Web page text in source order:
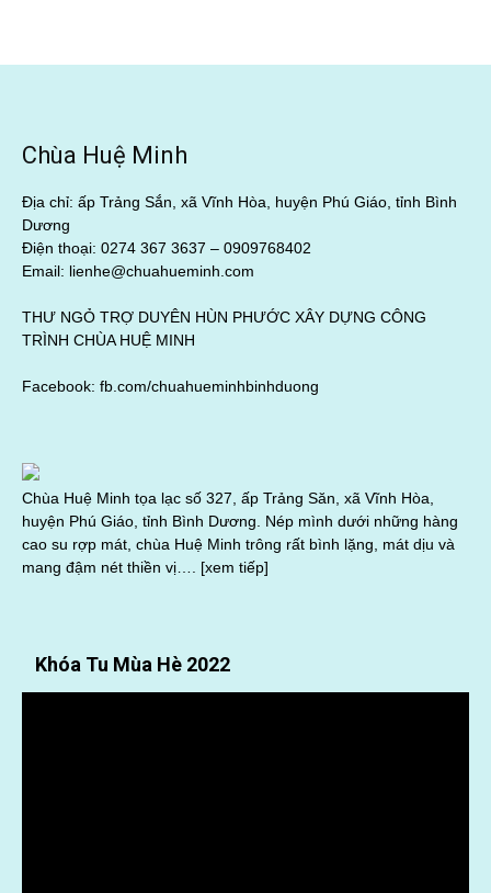
Chùa Huệ Minh
Địa chỉ: ấp Trảng Sắn, xã Vĩnh Hòa, huyện Phú Giáo, tỉnh Bình
Dương
Điện thoại: 0274 367 3637 – 0909768402
Email: lienhe@chuahueminh.com
THƯ NGỎ TRỢ DUYÊN HÙN PHƯỚC XÂY DỰNG CÔNG
TRÌNH CHÙA HUỆ MINH
Facebook: fb.com/chuahueminhbinhduong
Chùa Huệ Minh tọa lạc số 327, ấp Trảng Săn, xã Vĩnh Hòa,
huyện Phú Giáo, tỉnh Bình Dương. Nép mình dưới những hàng
cao su rợp mát, chùa Huệ Minh trông rất bình lặng, mát dịu và
mang đậm nét thiền vị…. [xem tiếp]
Khóa Tu Mùa Hè 2022